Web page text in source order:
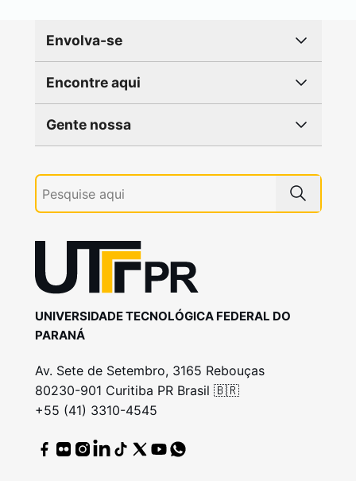
Envolva-se
Encontre aqui
Gente nossa
UNIVERSIDADE TECNOLÓGICA FEDERAL DO
PARANÁ
Av. Sete de Setembro, 3165 Rebouças
80230-901 Curitiba PR Brasil 🇧🇷
+55 (41) 3310-4545